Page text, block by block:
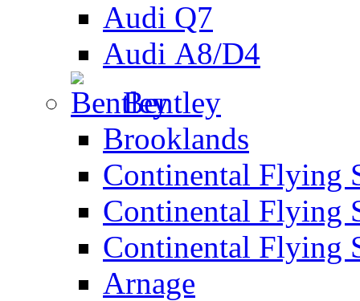
Audi Q7
Audi А8/D4
Bentley
Brooklands
Continental Flying
Continental Flying
Continental Flying
Arnage